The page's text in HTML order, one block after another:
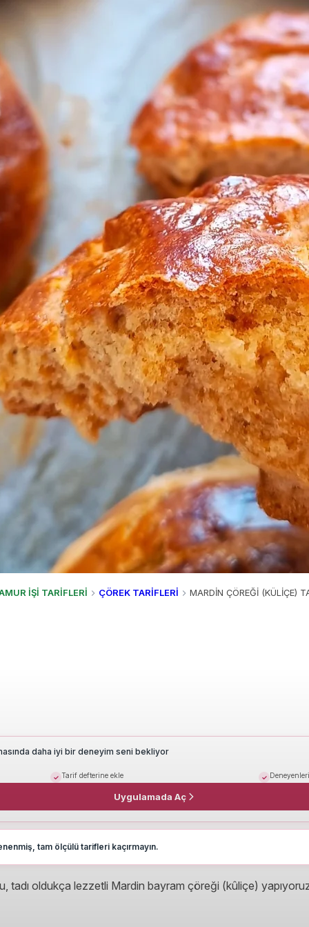
İŞİ TARİFLERİ ÇÖREK TARİFLERİ MARDİN ÇÖREĞİ (KÜLİÇE)
daha iyi bir deneyim seni bekliyor
Tarif defterine ekle
Uygulamada Aç
tam ölçülü tarifleri kaçırmayın.
tadı oldukça lezzetli Mardin bayram çöreği (kûliçe)